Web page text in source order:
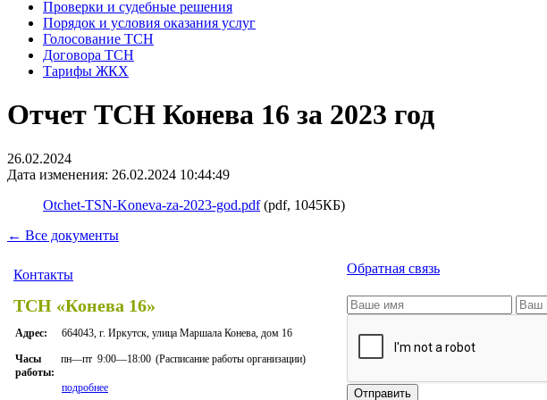
Проверки и судебные решения
Порядок и условия оказания услуг
Голосование ТСН
Договора ТСН
Тарифы ЖКХ
Отчет ТСН Конева 16 за 2023 год
26.02.2024
Дата изменения: 26.02.2024 10:44:49
Otchet-TSN-Koneva-za-2023-god.pdf(pdf, 1045КБ)
← Все документы
Контакты
ТСН «Конева 16»
Адрес: 664043, г. Иркутск, улица Маршала Конева, дом 16
Часы
работы:
пн—пт 9:00—18:00 (Расписание работы организации)
подробнее
Обратная связь
Отправить